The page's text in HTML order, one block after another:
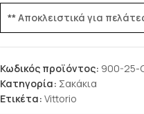
** Αποκλειστικά για
Κωδικός προϊόντος: 900-25-
Κατηγορία: Σακάκια
Ετικέτα: Vittorio